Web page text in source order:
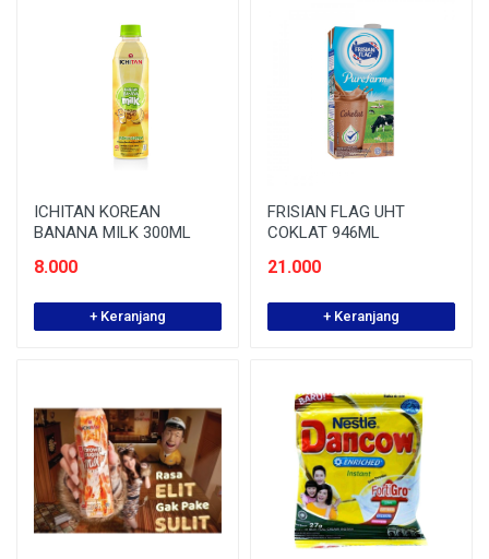
ICHITAN KOREAN
BANANA MILK 300ML
8.000
+ Keranjang
FRISIAN FLAG UHT
COKLAT 946ML
21.000
+ Keranjang